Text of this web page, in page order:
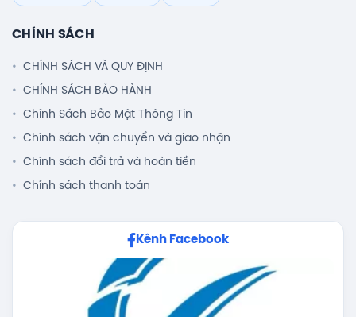
CHÍNH SÁCH
CHÍNH SÁCH VÀ QUY ĐỊNH
CHÍNH SÁCH BẢO HÀNH
Chính Sách Bảo Mật Thông Tin
Chính sách vận chuyển và giao nhận
Chính sách đổi trả và hoàn tiền
Chính sách thanh toán
Kênh Facebook